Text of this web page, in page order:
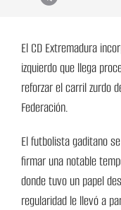
El CD Extremadura
izquierdo que llega
reforzar el carril zurdo
Federación.
El futbolista gaditano
firmar una notable
donde tuvo un papel
regularidad le llevó a